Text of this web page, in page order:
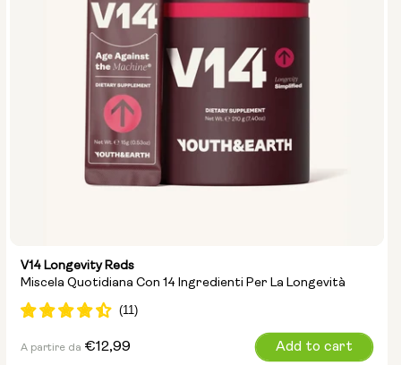
V14 Longevity Reds
Miscela Quotidiana Con 14 Ingredienti Per La Longevità
Prezzo
A partire da €12,99 Add to cart